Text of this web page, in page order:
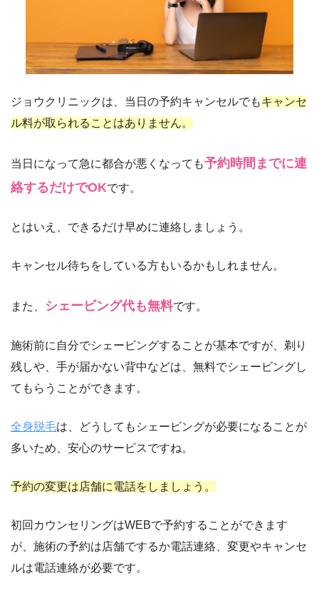
ジョウクリニックは、当日の予約キャンセルでもキャンセ
ル料が取られることはありません。
当日になって急に都合が悪くなっても予約時間までに連
絡するだけでOKです。
とはいえ、できるだけ早めに連絡しましょう。
キャンセル待ちをしている方もいるかもしれません。
また、 シェービング代も無料です。
施術前に自分でシェービングすることが基本ですが、剃り
残しや、手が届かない背中などは、無料でシェービングし
てもらうことができます。
全身脱毛は、どうしてもシェービングが必要になることが
多いため、安心のサービスですね。
予約の変更は店舗に電話をしましょう。
初回カウンセリングはWEBで予約することができます
が、施術の予約は店舗でするか電話連絡、変更やキャンセ
ルは電話連絡が必要です。